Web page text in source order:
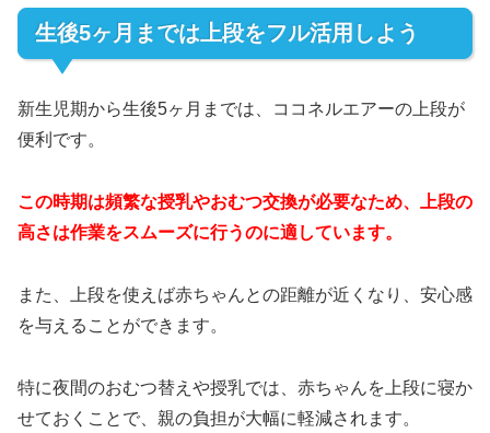
生後5ヶ月までは上段をフル活用しよう
新生児期から生後5ヶ月までは、ココネルエアーの上段が
便利です。
この時期は頻繁な授乳やおむつ交換が必要なため、上段の
高さは作業をスムーズに行うのに適しています。
また、上段を使えば赤ちゃんとの距離が近くなり、安心感
を与えることができます。
特に夜間のおむつ替えや授乳では、赤ちゃんを上段に寝か
せておくことで、親の負担が大幅に軽減されます。